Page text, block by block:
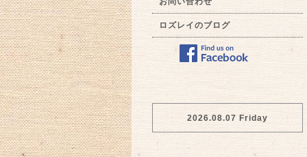
ロズレイのブログ
2026.08.07 Friday